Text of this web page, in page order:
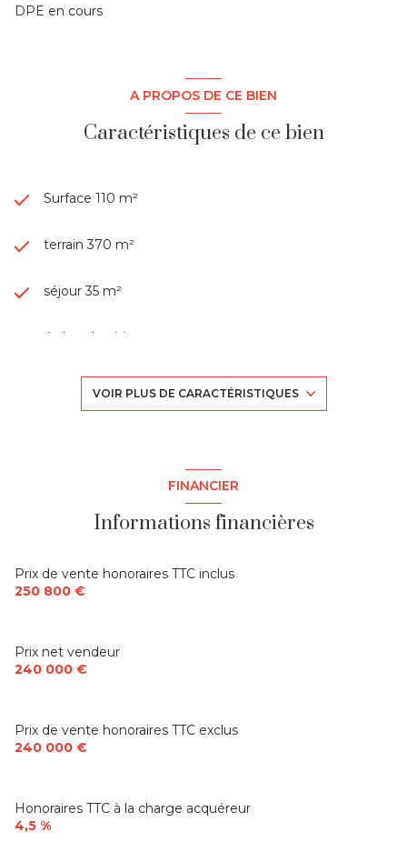
DPE en cours
A PROPOS DE CE BIEN
Caractéristiques de ce bien
Surface 110 m²
terrain 370 m²
séjour 35 m²
4 chambre(s)
cuisine américaine (équipée)
Chauffage individuel : radiateur (electrique)
exposition Sud-Est
1 niveau(x)
1er étage
VOIR PLUS DE CARACTÉRISTIQUES
FINANCIER
Informations financières
Prix de vente honoraires TTC inclus
250 800 €
Prix net vendeur
240 000 €
Prix de vente honoraires TTC exclus
240 000 €
Honoraires TTC à la charge acquéreur
4,5 %